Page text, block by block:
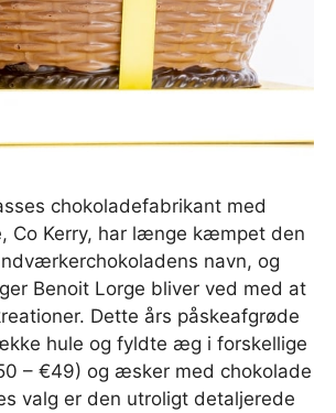
chokoladefabrikant med
Co Kerry, har længe kæmpet den
navn, og
Benoit Lorge bliver ved med at
Dette års påskeafgrøde
hule og fyldte æg i forskellige
– €49) og æsker med chokolade
valg er den utroligt detaljerede